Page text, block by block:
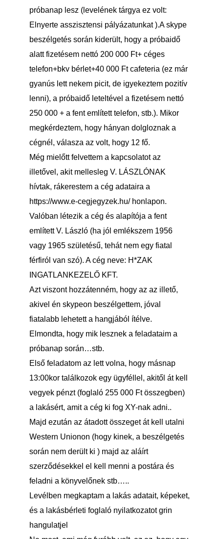
próbanap lesz (levelének tárgya ez volt:
Elnyerte asszisztensi pályázatunkat ).A skype
beszélgetés során kiderült, hogy a próbaidő
alatt fizetésem nettó 200 000 Ft+ céges
telefon+bkv bérlet+40 000 Ft cafeteria (ez már
gyanús lett nekem picit, de igyekeztem pozitív
lenni), a próbaidő leteltével a fizetésem nettó
250 000 + a fent említett telefon, stb.). Mikor
megkérdeztem, hogy hányan dolgloznak a
cégnél, válasza az volt, hogy 12 fő.
Még mielőtt felvettem a kapcsolatot az
illetővel, akit mellesleg V. LÁSZLÓNAK
hívtak, rákerestem a cég adataira a
https://www.e-cegjegyzek.hu/honlapon.
Valóban létezik a cég és alapítója a fent
említett V. László (ha jól emlékszem 1956
vagy 1965 születésű, tehát nem egy fiatal
férfiról van szó). A cég neve: H*ZAK
INGATLANKEZELŐ KFT.
Azt viszont hozzátenném, hogy az az illető,
akivel én skypeon beszélgettem, jóval
fiatalabb lehetett a hangjából ítélve.
Elmondta, hogy mik lesznek a feladataim a
próbanap során…stb.
Első feladatom az lett volna, hogy másnap
13:00kor találkozok egy ügyféllel, akitől át kell
vegyek pénzt (foglaló 255 000 Ft összegben)
a lakásért, amit a cég ki fog XY-nak adni..
Majd ezután az átadott összeget át kell utalni
Western Unionon (hogy kinek, a beszélgetés
során nem derült ki ) majd az aláírt
szerződésekkel el kell menni a postára és
feladni a könyvelőnek stb…..
Levélben megkaptam a lakás adatait, képeket,
és a lakásbérleti foglaló nyilatkozatot grin
hangulatjel